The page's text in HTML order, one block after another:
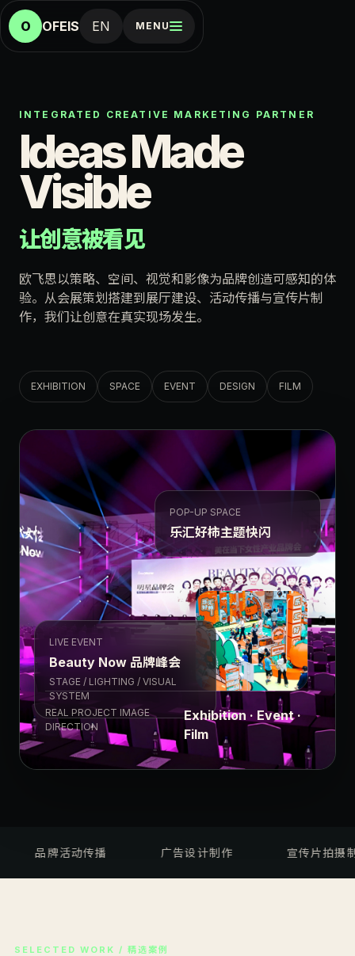
O OFEIS EN MENU
INTEGRATED CREATIVE MARKETING PARTNER
Ideas Made
Visible
让创意被看见
欧飞思以策略、空间、视觉和影像为品牌创造可感知的体
验。从会展策划搭建到展厅建设、活动传播与宣传片制
作，我们让创意在真实现场发生。
EXHIBITION SPACE EVENT DESIGN FILM
LIVE EVENT
Beauty Now 品牌峰会
STAGE / LIGHTING / VISUAL
SYSTEM
POP-UP SPACE
乐汇好柿主题快闪
REAL PROJECT IMAGE
DIRECTION
Exhibition · Event ·
Film
牌活动传播 广告设计制作 宣传片拍摄制作
SELECTED WORK / 精选案例